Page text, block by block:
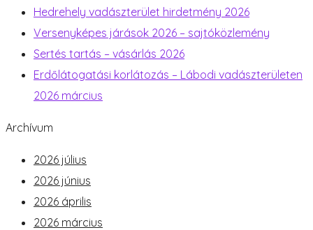
Hedrehely vadászterület hirdetmény 2026
Versenyképes járások 2026 – sajtóközlemény
Sertés tartás – vásárlás 2026
Erdőlátogatási korlátozás – Lábodi vadászterületen
2026 március
Archívum
2026 július
2026 június
2026 április
2026 március